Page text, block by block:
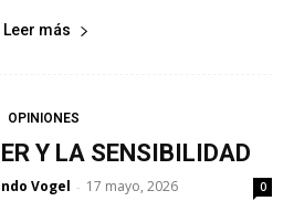
Leer más
OPINIONES
Y LA SENSIBILIDAD
Vogel - 17 mayo, 2026 0